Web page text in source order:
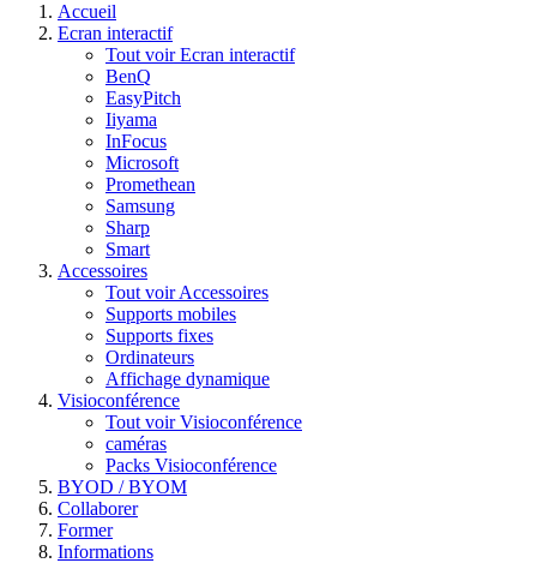
Accueil
Ecran interactif
Tout voir Ecran interactif
BenQ
EasyPitch
Iiyama
InFocus
Microsoft
Promethean
Samsung
Sharp
Smart
Accessoires
Tout voir Accessoires
Supports mobiles
Supports fixes
Ordinateurs
Affichage dynamique
Visioconférence
Tout voir Visioconférence
caméras
Packs Visioconférence
BYOD / BYOM
Collaborer
Former
Informations